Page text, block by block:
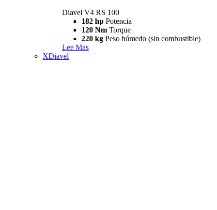
Diavel V4 RS 100
182 hp Potencia
120 Nm Torque
220 kg Peso húmedo (sin combustible)
Lee Mas
XDiavel